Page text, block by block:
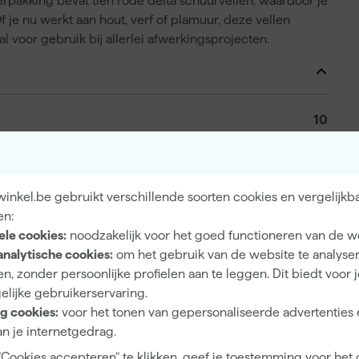
gebruikt verschillende soorten cookies en
cookies: noodzakelijk voor het goed functioneren van de
cookies: om het gebruik van de website te
zonder persoonlijke profielen aan te leggen. Dit biedt voor
gebruikerservaring.
cookies: voor het tonen van gepersonaliseerde advertenties
je internetgedrag.
nu werkt aan hout, verf of plamuur, deze vellen
voor gebruik bij allerlei afwerkingsprojecten.
10
P80
Extra Grof